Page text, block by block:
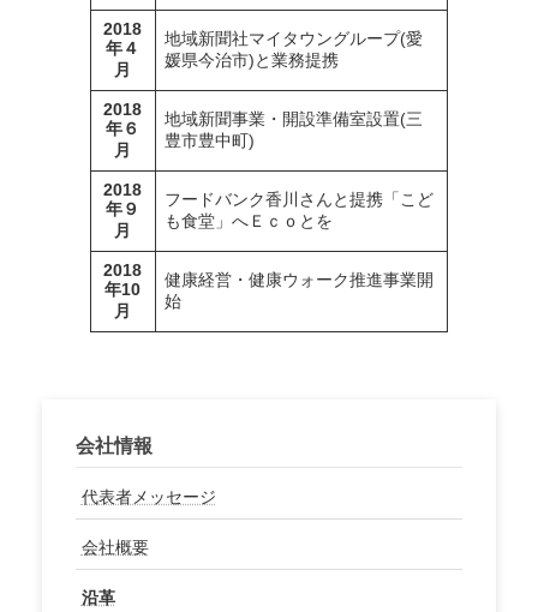
2018
年４
月
地域新聞社マイタウングループ(愛
媛県今治市)と業務提携
2018
年６
月
地域新聞事業・開設準備室設置(三
豊市豊中町)
2018
年９
月
フードバンク香川さんと提携「こど
も食堂」へＥｃｏとを
2018
年10
月
健康経営・健康ウォーク推進事業開
始
会社情報
代表者メッセージ
会社概要
沿革